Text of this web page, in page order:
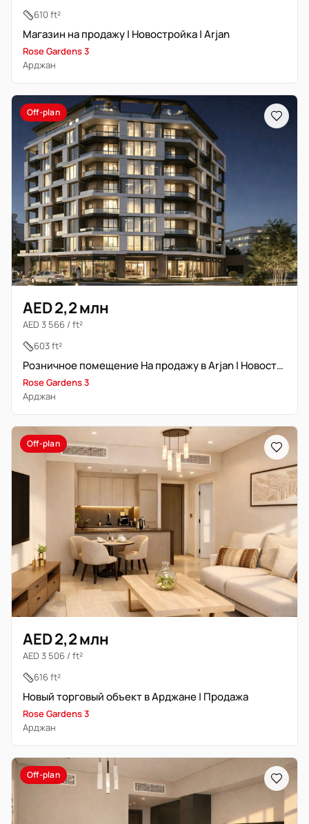
610 ft²
Магазин на продажу | Новостройка | Arjan
Rose Gardens 3
Арджан
Off-plan
AED 2,2 млн
AED 3 566 / ft²
603 ft²
Розничное помещение На продажу в Arjan | Новостройка
Rose Gardens 3
Арджан
Off-plan
AED 2,2 млн
AED 3 506 / ft²
616 ft²
Новый торговый объект в Арджане | Продажа
Rose Gardens 3
Арджан
Off-plan